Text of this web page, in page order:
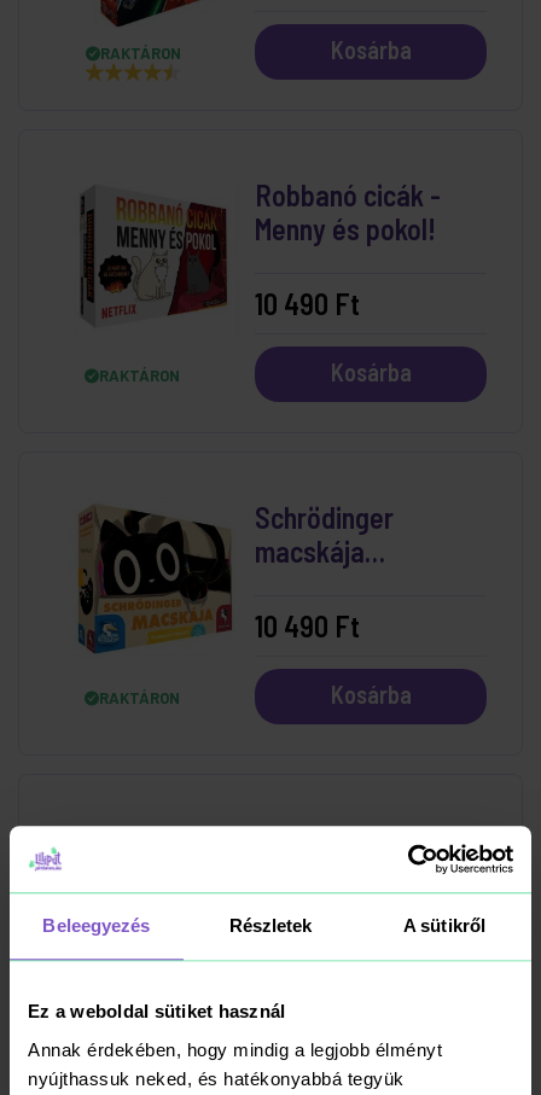
Beleegyezés Részletek A sütikről
Ez a weboldal sütiket használ
Annak érdekében, hogy mindig a legjobb élményt
nyújthassuk neked, és hatékonyabbá tegyük
RAKTÁRON Kosárba
RAKTÁRON
Robbanó cicák -
Menny és pokol!
10 490 Ft
Kosárba
RAKTÁRON
Schrödinger
macskája
10 490 Ft
Kosárba
RAKTÁRON
20 Másodperc